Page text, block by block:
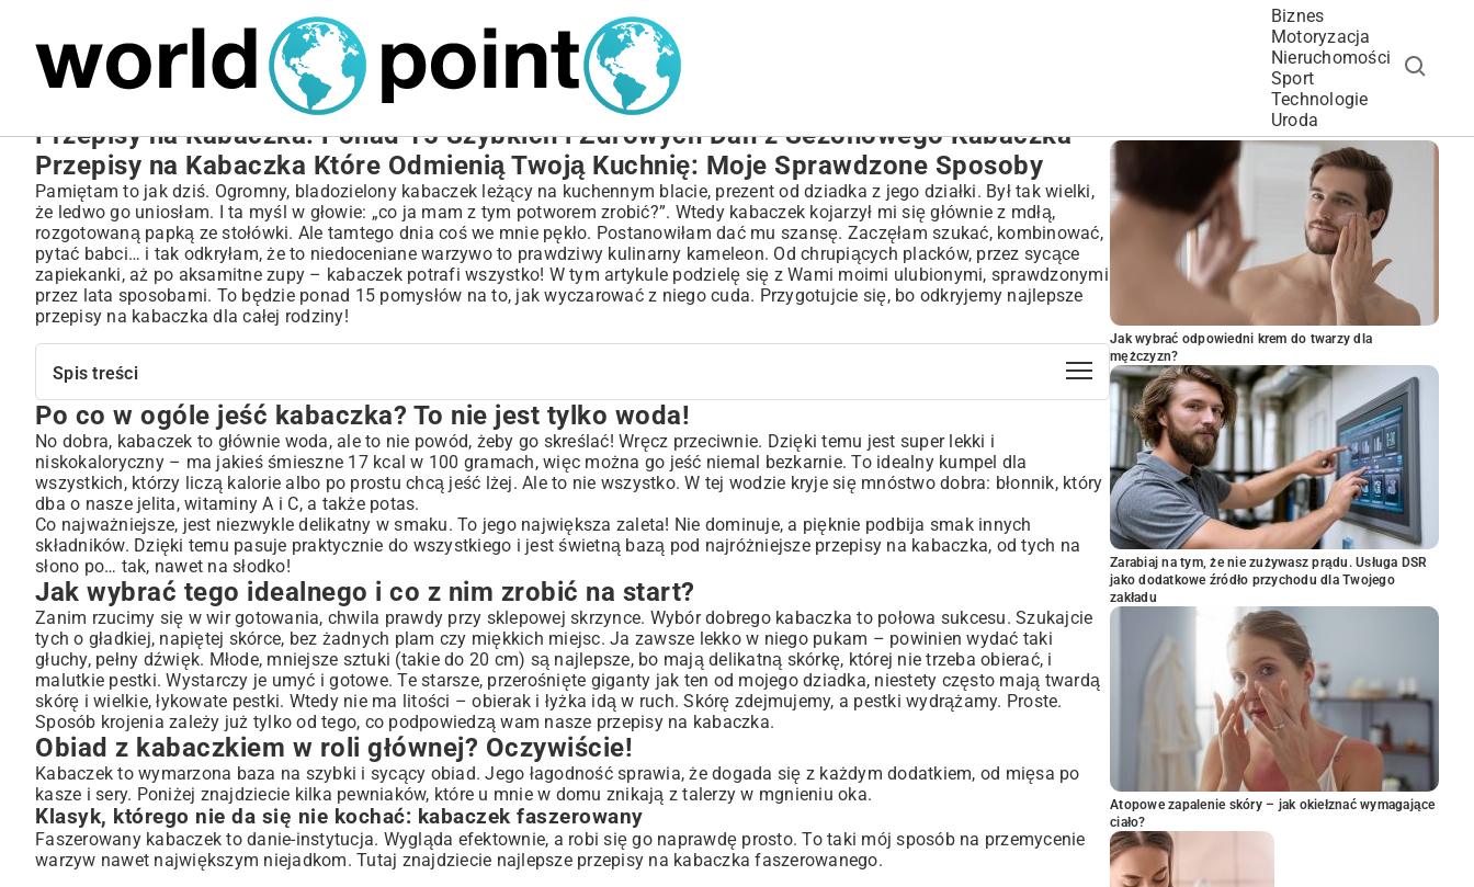
Biznes
Motoryzacja
Nieruchomości
Sport
Technologie
Uroda
NIERUCHOMOŚCI
Przepisy na Kabaczka: Ponad 15 Szybkich i Zdrowych Dań z Sezonowego Kabaczka
Przepisy na Kabaczka Które Odmienią Twoją Kuchnię: Moje Sprawdzone Sposoby
Pamiętam to jak dziś. Ogromny, bladozielony kabaczek leżący na kuchennym blacie, prezent od dziadka z jego działki. Był tak wielki,
że ledwo go uniosłam. I ta myśl w głowie: „co ja mam z tym potworem zrobić?”. Wtedy kabaczek kojarzył mi się głównie z mdłą,
rozgotowaną papką ze stołówki. Ale tamtego dnia coś we mnie pękło. Postanowiłam dać mu szansę. Zaczęłam szukać, kombinować,
pytać babci… i tak odkryłam, że to niedoceniane warzywo to prawdziwy kulinarny kameleon. Od chrupiących placków, przez sycące
zapiekanki, aż po aksamitne zupy – kabaczek potrafi wszystko! W tym artykule podzielę się z Wami moimi ulubionymi, sprawdzonymi
przez lata sposobami. To będzie ponad 15 pomysłów na to, jak wyczarować z niego cuda. Przygotujcie się, bo odkryjemy najlepsze
przepisy na kabaczka dla całej rodziny!
Spis treści
Po co w ogóle jeść kabaczka? To nie jest tylko woda!
Jak wybrać tego idealnego i co z nim zrobić na start?
Obiad z kabaczkiem w roli głównej? Oczywiście!
Klasyk, którego nie da się nie kochać: kabaczek faszerowany
Gdy za oknem plucha – zapiekanka z kabaczka na ratunek
Chrupiące placki z kabaczka, czyli moja odpowiedź na te ziemniaczane
Aksamitna zupa krem, która otuli cię w chłodny dzień
Kabaczek na szybko – gdy dopada mały głód
Kabaczek prosto z piekarnika
Sałatka dla orzeźwienia
Zamknij lato w słoiku – kabaczek na zimowe wieczory
Marynowany kabaczek, czyli zimowa sałatka gotowa
Mrożenie to też sposób
Wasze pytania o kabaczka
Kabaczek czy cukinia – o co w tym wszystkim chodzi?
Obierać czy nie obierać? Oto jest pytanie.
Czy kabaczek jest zdrowy i można go chrupać na surowo?
Jak długo można go trzymać w lodówce?
Czy jest dobry dla maluchów?
Po co w ogóle jeść kabaczka? To nie jest tylko woda!
No dobra, kabaczek to głównie woda, ale to nie powód, żeby go skreślać! Wręcz przeciwnie. Dzięki temu jest super lekki i
niskokaloryczny – ma jakieś śmieszne 17 kcal w 100 gramach, więc można go jeść niemal bezkarnie. To idealny kumpel dla
wszystkich, którzy liczą kalorie albo po prostu chcą jeść lżej. Ale to nie wszystko. W tej wodzie kryje się mnóstwo dobra: błonnik, który
dba o nasze jelita, witaminy A i C, a także potas.
Co najważniejsze, jest niezwykle delikatny w smaku. To jego największa zaleta! Nie dominuje, a pięknie podbija smak innych
składników. Dzięki temu pasuje praktycznie do wszystkiego i jest świetną bazą pod najróżniejsze przepisy na kabaczka, od tych na
słono po… tak, nawet na słodko!
Jak wybrać tego idealnego i co z nim zrobić na start?
Zanim rzucimy się w wir gotowania, chwila prawdy przy sklepowej skrzynce. Wybór dobrego kabaczka to połowa sukcesu. Szukajcie
tych o gładkiej, napiętej skórce, bez żadnych plam czy miękkich miejsc. Ja zawsze lekko w niego pukam – powinien wydać taki
głuchy, pełny dźwięk. Młode, mniejsze sztuki (takie do 20 cm) są najlepsze, bo mają delikatną skórkę, której nie trzeba obierać, i
malutkie pestki. Wystarczy je umyć i gotowe. Te starsze, przerośnięte giganty jak ten od mojego dziadka, niestety często mają twardą
skórę i wielkie, łykowate pestki. Wtedy nie ma litości – obierak i łyżka idą w ruch. Skórę zdejmujemy, a pestki wydrążamy. Proste.
Sposób krojenia zależy już tylko od tego, co podpowiedzą wam nasze przepisy na kabaczka.
Obiad z kabaczkiem w roli głównej? Oczywiście!
Kabaczek to wymarzona baza na szybki i sycący obiad. Jego łagodność sprawia, że dogada się z każdym dodatkiem, od mięsa po
kasze i sery. Poniżej znajdziecie kilka pewniaków, które u mnie w domu znikają z talerzy w mgnieniu oka.
Klasyk, którego nie da się nie kochać: kabaczek faszerowany
Faszerowany kabaczek to danie-instytucja. Wygląda efektownie, a robi się go naprawdę prosto. To taki mój sposób na przemycenie
warzyw nawet największym niejadkom. Tutaj znajdziecie najlepsze przepisy na kabaczka faszerowanego.
POPULARNE ARTYKUŁY
Jak wybrać odpowiedni krem do twarzy dla
mężczyzn?
Zarabiaj na tym, że nie zużywasz prądu. Usługa DSR
jako dodatkowe źródło przychodu dla Twojego
zakładu
Atopowe zapalenie skóry – jak okiełznać wymagające
ciało?